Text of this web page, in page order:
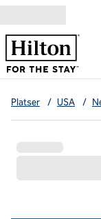
Platser / USA /